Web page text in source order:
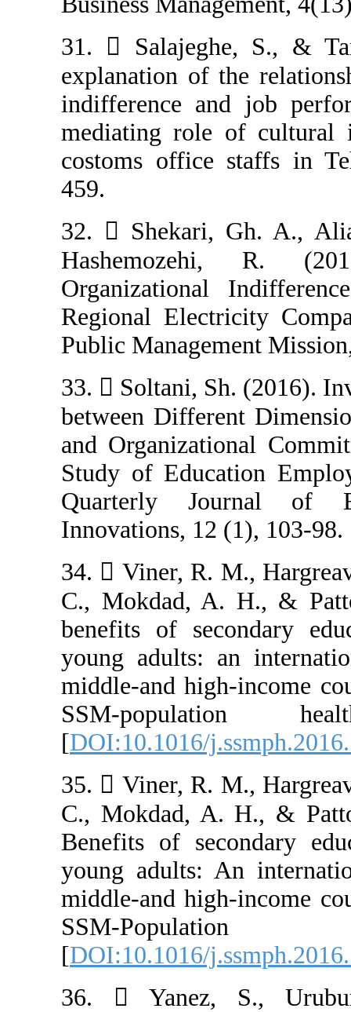
31. 
explanation of
indifference
mediating role
costoms office
32.  Shekari,
Organizational
Regional
Public
33.  Soltani,
between
and
Study of
Quarterly
Innovations, 12
34.  Viner, R.
C., Mokdad,
benefits of
young adults:
middle-and
SSM-
[DOI:10.1016/
35.  Viner, R.
C., Mokdad,
Benefits of
young adults:
middle-and
SSM-
[DOI:10.1016/
36. 